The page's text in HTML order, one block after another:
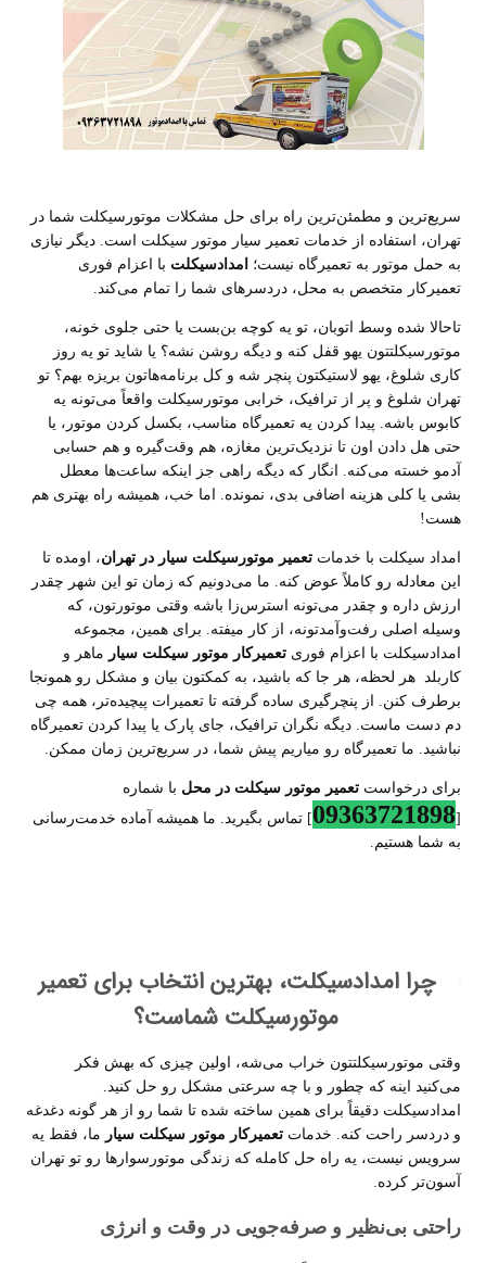
سریع‌ترین و مطمئن‌ترین راه برای حل مشکلات موتورسیکلت شما در
تهران، استفاده از خدمات تعمیر سیار موتور سیکلت است. دیگر نیازی
به حمل موتور به تعمیرگاه نیست؛
امدادسیکلت با اعزام فوری
تعمیرکار متخصص به محل، دردسرهای شما را تمام می‌کند.
تاحالا شده وسط اتوبان، تو یه کوچه بن‌بست یا حتی جلوی خونه،
موتورسیکلتتون یهو قفل کنه و دیگه روشن نشه؟ یا شاید تو یه روز
کاری شلوغ، یهو لاستیکتون پنچر شه و کل برنامه‌هاتون بریزه بهم؟ تو
تهران شلوغ و پر از ترافیک، خرابی موتورسیکلت واقعاً می‌تونه یه
کابوس باشه. پیدا کردن یه تعمیرگاه مناسب، بکسل کردن موتور، یا
حتی هل دادن اون تا نزدیک‌ترین مغازه، هم وقت‌گیره و هم حسابی
آدمو خسته می‌کنه. انگار که دیگه راهی جز اینکه ساعت‌ها معطل
بشی یا کلی هزینه اضافی بدی، نمونده. اما خب، همیشه راه بهتری هم
هست !
امداد سیکلت با خدماتتعمیر موتورسیکلت سیار در تهران، اومده تا
این معادله رو کاملاً عوض کنه. ما می‌دونیم که زمان تو این شهر چقدر
ارزش داره و چقدر می‌تونه استرس‌زا باشه وقتی موتورتون، که
وسیله اصلی رفت‌وآمدتونه، از کار میفته. برای همین، مجموعه
امدادسیکلت با اعزام فوریتعمیرکار موتور سیکلت سیار ماهر و
کاربلد هر لحظه، هر جا که باشید، به کمکتون بیان و مشکل رو همونجا
برطرف کنن. از پنچرگیری ساده گرفته تا تعمیرات پیچیده‌تر، همه چی
دم دست ماست. دیگه نگران ترافیک، جای پارک یا پیدا کردن تعمیرگاه
نباشید. ما تعمیرگاه رو میاریم پیش شما، در سریع‌ترین زمان ممکن.
برای درخواستتعمیر موتور سیکلت در محل با شماره
[
09363721898] تماس بگیرید. ما همیشه آماده خدمت‌رسانی
به شما هستیم.
چرا امدادسیکلت، بهترین انتخاب برای تعمیر
موتورسیکلت شماست؟
وقتی موتورسیکلتتون خراب می‌شه، اولین چیزی که بهش فکر
می‌کنید اینه که چطور و با چه سرعتی مشکل رو حل کنید.
امدادسیکلت دقیقاً برای همین ساخته شده تا شما رو از هر گونه دغدغه
و دردسر راحت کنه. خدماتتعمیرکار موتور سیکلت سیار ما، فقط یه
سرویس نیست، یه راه حل کامله که زندگی موتورسوارها رو تو تهران
آسون‌تر کرده.
راحتی بی‌نظیر و صرفه‌جویی در وقت و انرژی